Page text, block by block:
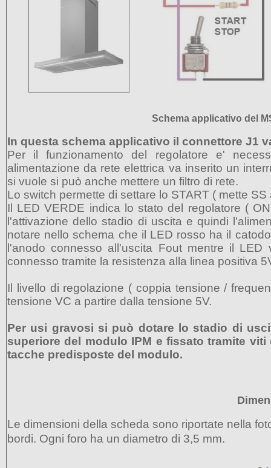
Schema applicativo del
In questa schema applicativo il connettore J1
Per il funzionamento del regolatore e'
alimentazione da rete elettrica va inserito un
si vuole si può anche mettere un filtro di rete.
Lo switch permette di settare lo START ( mette
Il LED VERDE indica lo stato del regolatore (
l'attivazione dello stadio di uscita e quindi
notare nello schema che il LED rosso ha il
l'anodo connesso all'uscita Fout mentre il
connesso tramite la resistenza alla linea positiva
Il livello di regolazione ( coppia tensione /
tensione VC a partire dalla tensione 5V.
Per usi gravosi si può dotare lo stadio di
superiore del modulo IPM e fissato tramite
tacche predisposte del modulo.
Le dimensioni della scheda sono riportate nella
bordi. Ogni foro ha un diametro di 3,5 mm.